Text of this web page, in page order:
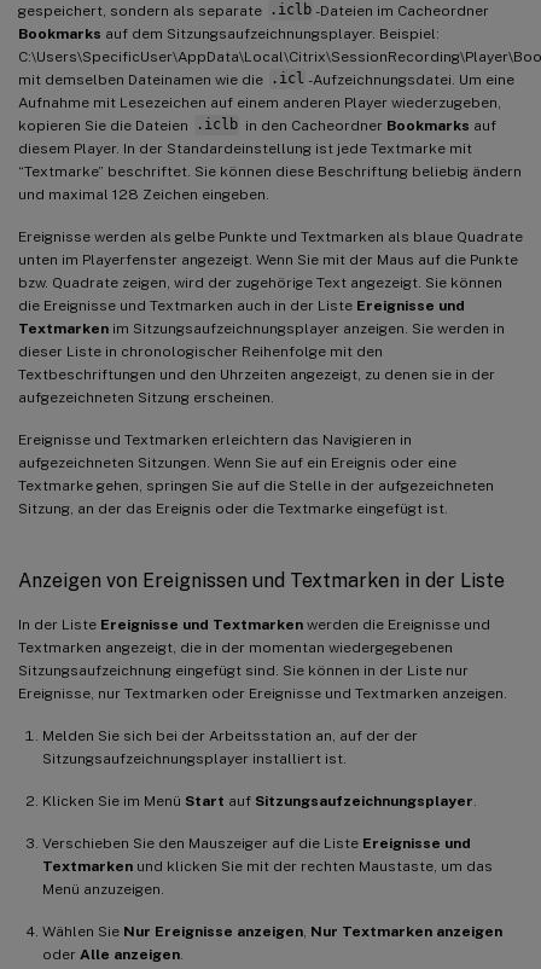
gespeichert, sondern als separate
.iclb -Dateien im Cacheordner
Bookmarks auf dem Sitzungsaufzeichnungsplayer. Beispiel:
mit demselben Dateinamen wie die
.icl -Aufzeichnungsdatei. Um eine
Aufnahme mit Lesezeichen auf einem anderen Player wiederzugeben,
kopieren Sie die Dateien
.iclb in den Cacheordner Bookmarks auf
diesem Player. In der Standardeinstellung ist jede Textmarke mit
“Textmarke” beschriftet. Sie können diese Beschriftung beliebig ändern
und maximal 128 Zeichen eingeben.
Ereignisse werden als gelbe Punkte und Textmarken als blaue Quadrate
unten im Playerfenster angezeigt. Wenn Sie mit der Maus auf die Punkte
bzw. Quadrate zeigen, wird der zugehörige Text angezeigt. Sie können
die Ereignisse und Textmarken auch in der Liste Ereignisse und
Textmarken im Sitzungsaufzeichnungsplayer anzeigen. Sie werden in
dieser Liste in chronologischer Reihenfolge mit den
Textbeschriftungen und den Uhrzeiten angezeigt, zu denen sie in der
aufgezeichneten Sitzung erscheinen.
Ereignisse und Textmarken erleichtern das Navigieren in
aufgezeichneten Sitzungen. Wenn Sie auf ein Ereignis oder eine
Textmarke gehen, springen Sie auf die Stelle in der aufgezeichneten
Sitzung, an der das Ereignis oder die Textmarke eingefügt ist.
Anzeigen von Ereignissen und Textmarken in der Liste
In der Liste Ereignisse und Textmarken werden die Ereignisse und
Textmarken angezeigt, die in der momentan wiedergegebenen
Sitzungsaufzeichnung eingefügt sind. Sie können in der Liste nur
Ereignisse, nur Textmarken oder Ereignisse und Textmarken anzeigen.
Melden Sie sich bei der Arbeitsstation an, auf der der
Sitzungsaufzeichnungsplayer installiert ist.
Klicken Sie im Menü Start auf Sitzungsaufzeichnungsplayer
Verschieben Sie den Mauszeiger auf die Liste Ereignisse und
Textmarken und klicken Sie mit der rechten Maustaste, um das
Menü anzuzeigen.
Wählen Sie Nur Ereignisse anzeigen Nur Textmarken anzeigen
oder Alle anzeigen